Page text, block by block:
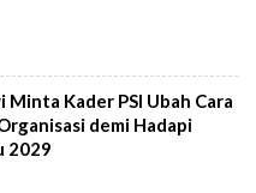
Minta Kader PSI Ubah Cara
demi Hadapi
2029